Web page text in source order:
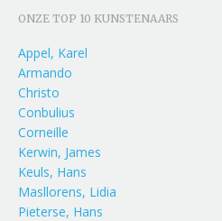
ONZE TOP 10 KUNSTENAARS
Appel, Karel
Armando
Christo
Conbulius
Corneille
Kerwin, James
Keuls, Hans
Masllorens, Lidia
Pieterse, Hans